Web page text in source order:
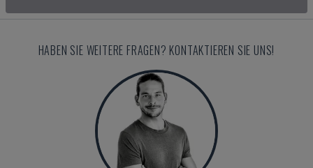
HABEN SIE WEITERE FRAGEN? KONTAKTIEREN SIE UNS!